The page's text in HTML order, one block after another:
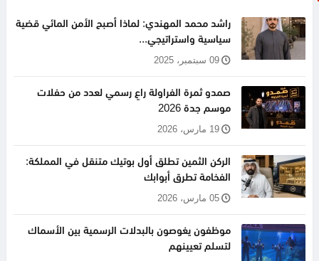
راشد محمد المهندي: لماذا أصبح الأمن المائي قضية
سياسية واستراتيجي...
09 سبتمبر، 2025
صمدو ثمرة الفراولة راعٍ رسمي لعدد من حفلات
موسم جدة 2026
19 مارس، 2026
الركن الثمين تطلق أول بوتيك متنقل في المملكة:
الفخامة تطرق أبوابك
05 مارس، 2026
موظفون يغوصون بالبدلات الرسمية بين الأسماك
لتسلم تعيينهم